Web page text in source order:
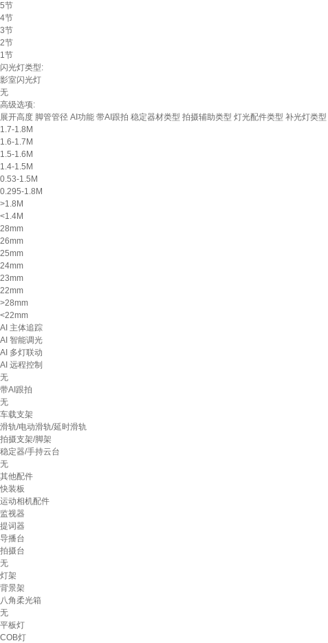
5节
4节
3节
2节
1节
闪光灯类型:
影室闪光灯
无
高级选项:
展开高度 脚管管径 AI功能 带AI跟拍 稳定器材类型 拍摄辅助类型 灯光配件类型 补光灯类型
1.7-1.8M
1.6-1.7M
1.5-1.6M
1.4-1.5M
0.53-1.5M
0.295-1.8M
>1.8M
<1.4M
28mm
26mm
25mm
24mm
23mm
22mm
>28mm
<22mm
AI 主体追踪
AI 智能调光
AI 多灯联动
AI 远程控制
无
带AI跟拍
无
车载支架
滑轨/电动滑轨/延时滑轨
拍摄支架/脚架
稳定器/手持云台
无
其他配件
快装板
运动相机配件
监视器
提词器
导播台
拍摄台
无
灯架
背景架
八角柔光箱
无
平板灯
COB灯